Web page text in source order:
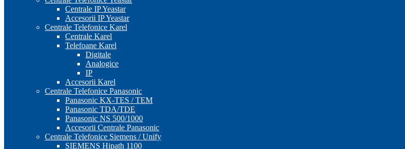
Centrale IP Yeastar
Accesorii IP Yeastar
Centrale Telefonice Karel
Centrale Karel
Telefoane Karel
Digitale
Analogice
IP
Accesorii Karel
Centrale Telefonice Panasonic
Panasonic KX-TES / TEM
Panasonic TDA/TDE
Panasonic NS 500/1000
Accesorii Centrale Panasonic
Centrale Telefonice Siemens / Unify
SIEMENS Hipath 1100